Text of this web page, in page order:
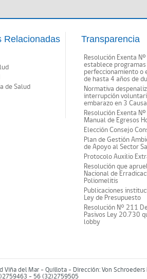
Relacionadas
de Salud
Transparencia
Resolución Exenta
establece
perfeccionamiento o
de hasta 4 años de
Normativa
interrupción
embarazo en 3
Resolución Exenta
Manual de Egresos
Elección Consejo
Plan de Gestión
de Apoyo al Sector
Protocolo Auxilio
Resolución que
Nacional de
Poliomelitis
Publicaciones
Ley de Presupuesto
Resolución N° 211
Pasivos Ley 20.730
lobby
Viña del Mar – Quillota - Dirección: Von
- 56 (32)2759505